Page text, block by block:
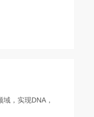
，实现DNA，